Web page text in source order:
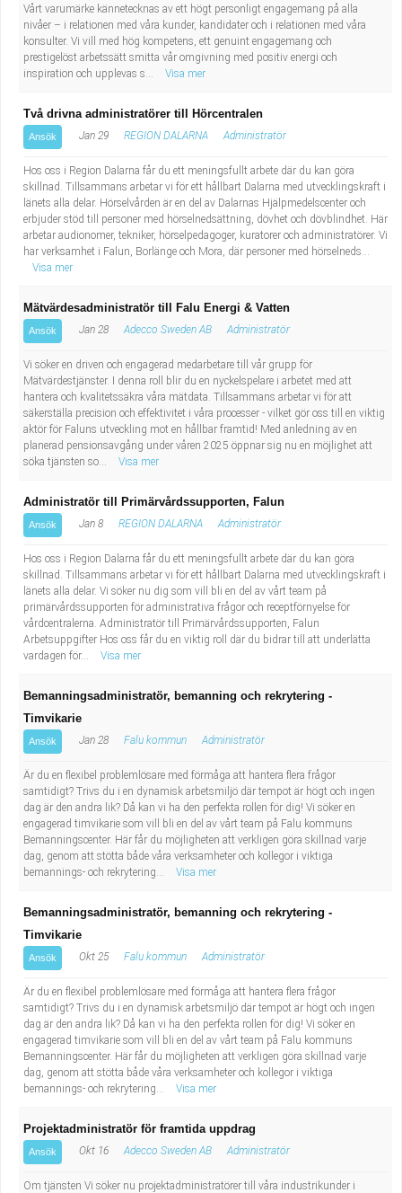
Vårt varumärke kännetecknas av ett högt personligt engagemang på alla
nivåer – i relationen med våra kunder, kandidater och i relationen med våra
konsulter. Vi vill med hög kompetens, ett genuint engagemang och
prestigelöst arbetssätt smitta vår omgivning med positiv energi och
inspiration och upplevas s...
Visa mer
Två drivna administratörer till Hörcentralen
Ansök Jan 29 REGION DALARNA Administratör
Hos oss i Region Dalarna får du ett meningsfullt arbete där du kan göra
skillnad. Tillsammans arbetar vi för ett hållbart Dalarna med utvecklingskraft i
länets alla delar. Hörselvården är en del av Dalarnas Hjälpmedelscenter och
erbjuder stöd till personer med hörselnedsättning, dövhet och dövblindhet. Här
arbetar audionomer, tekniker, hörselpedagoger, kuratorer och administratörer. Vi
har verksamhet i Falun, Borlänge och Mora, där personer med hörselneds...
Visa mer
Mätvärdesadministratör till Falu Energi & Vatten
Ansök Jan 28 Adecco Sweden AB Administratör
Vi söker en driven och engagerad medarbetare till vår grupp för
Mätvärdestjänster. I denna roll blir du en nyckelspelare i arbetet med att
hantera och kvalitetssäkra våra mätdata. Tillsammans arbetar vi för att
säkerställa precision och effektivitet i våra processer - vilket gör oss till en viktig
aktör för Faluns utveckling mot en hållbar framtid! Med anledning av en
planerad pensionsavgång under våren 2025 öppnar sig nu en möjlighet att
söka tjänsten so...
Visa mer
Administratör till Primärvårdssupporten, Falun
Ansök Jan 8 REGION DALARNA Administratör
Hos oss i Region Dalarna får du ett meningsfullt arbete där du kan göra
skillnad. Tillsammans arbetar vi för ett hållbart Dalarna med utvecklingskraft i
länets alla delar. Vi söker nu dig som vill bli en del av vårt team på
primärvårdssupporten för administrativa frågor och receptförnyelse för
vårdcentralerna. Administratör till Primärvårdssupporten, Falun
Arbetsuppgifter Hos oss får du en viktig roll där du bidrar till att underlätta
vardagen för...
Visa mer
Bemanningsadministratör, bemanning och rekrytering -
Timvikarie
Ansök Jan 28 Falu kommun Administratör
Är du en flexibel problemlösare med förmåga att hantera flera frågor
samtidigt? Trivs du i en dynamisk arbetsmiljö där tempot är högt och ingen
dag är den andra lik? Då kan vi ha den perfekta rollen för dig! Vi söker en
engagerad timvikarie som vill bli en del av vårt team på Falu kommuns
Bemanningscenter. Här får du möjligheten att verkligen göra skillnad varje
dag, genom att stötta både våra verksamheter och kollegor i viktiga
bemannings- och rekrytering...
Visa mer
Bemanningsadministratör, bemanning och rekrytering -
Timvikarie
Ansök Okt 25 Falu kommun Administratör
Är du en flexibel problemlösare med förmåga att hantera flera frågor
samtidigt? Trivs du i en dynamisk arbetsmiljö där tempot är högt och ingen
dag är den andra lik? Då kan vi ha den perfekta rollen för dig! Vi söker en
engagerad timvikarie som vill bli en del av vårt team på Falu kommuns
Bemanningscenter. Här får du möjligheten att verkligen göra skillnad varje
dag, genom att stötta både våra verksamheter och kollegor i viktiga
bemannings- och rekrytering...
Visa mer
Projektadministratör för framtida uppdrag
Ansök Okt 16 Adecco Sweden AB Administratör
Om tjänsten Vi söker nu projektadministratörer till våra industrikunder i